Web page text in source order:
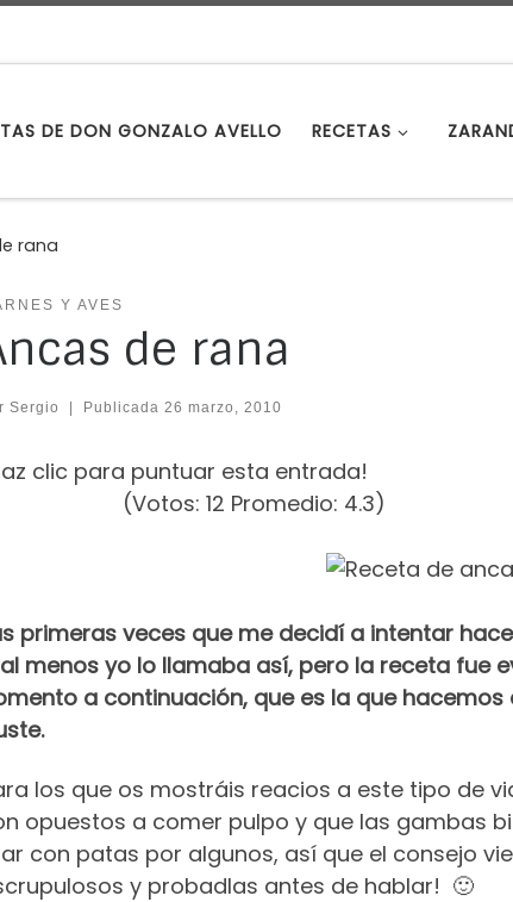
DE DON GONZALO AVELLO RECETAS
rana
Y AVES
de rana
Sergio Publicada 26 marzo, 2010
clic para puntuar esta entrada!
(Votos: 12 Promedio: 4.3)
primeras veces que me decidí a intentar
menos yo lo llamaba así, pero la receta fue
a continuación, que es la que
los que os mostráis reacios a este tipo de
opuestos a comer pulpo y que las gambas
con patas por algunos, así que el consejo
y probadlas antes de hablar! 🙂